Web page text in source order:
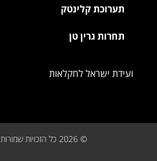
תערוכת קלינטק
תחרות גרין טן
ועידת ישראל לחקלאות
© 2026 כל הזכויות שמורות למשוב גרופ